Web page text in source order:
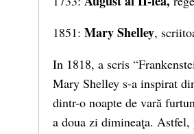
1851: Mary Shelley,
In 1818, a scris
Mary Shelley s-a inspirat
dintr-o noapte de vară
a doua zi dimineaţa. Astfel,